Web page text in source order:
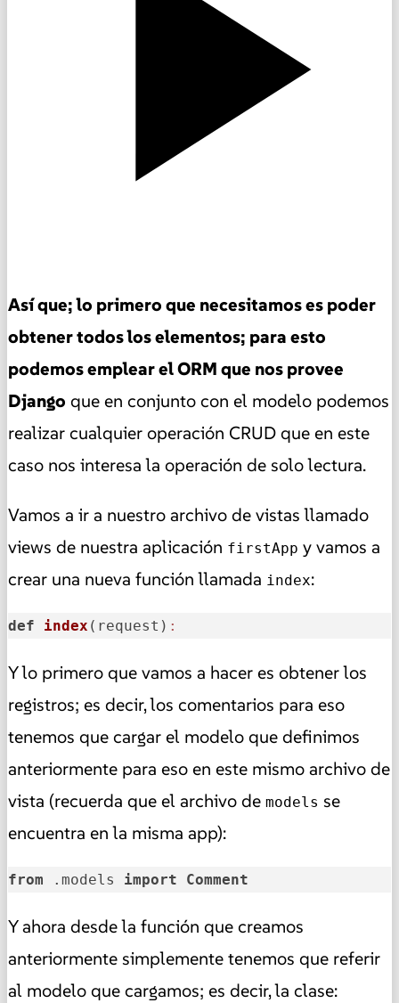
Así que; lo primero que necesitamos es poder
obtener todos los elementos; para esto
podemos emplear el ORM que nos provee
Django que en conjunto con el modelo podemos
realizar cualquier operación CRUD que en este
caso nos interesa la operación de solo lectura.
Vamos a ir a nuestro archivo de vistas llamado
views de nuestra aplicación firstApp y vamos a
crear una nueva función llamada index:
def index ( request ) :
Y lo primero que vamos a hacer es obtener los
registros; es decir, los comentarios para eso
tenemos que cargar el modelo que definimos
anteriormente para eso en este mismo archivo de
vista (recuerda que el archivo de models se
encuentra en la misma app):
from .models import Comment
Y ahora desde la función que creamos
anteriormente simplemente tenemos que referir
al modelo que cargamos; es decir, la clase: